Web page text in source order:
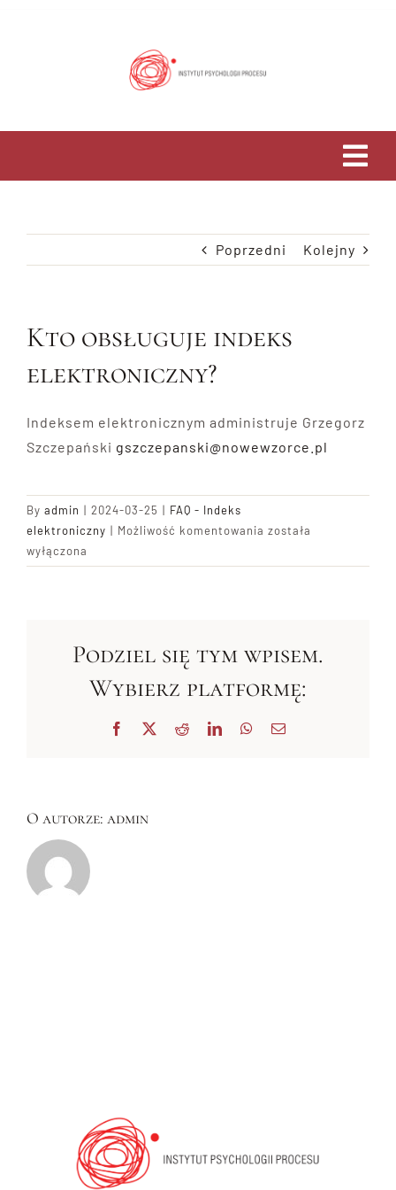
O Nas
Studia
Psychoterapia i Rozwój
Blog
Kontakt
Poprzedni Kolejny
Kto obsługuje indeks
elektroniczny?
Indeksem elektronicznym administruje Grzegorz
Szczepański gszczepanski@nowewzorce.pl
By admin | 2024-03-25 | FAQ - Indeks
elektroniczny | Możliwość komentowania Kto
indeks
została
wyłączona
Podziel się tym wpisem.
Wybierz platformę:
Facebook Reddit LinkedInWhatsApp
O autorze: admin